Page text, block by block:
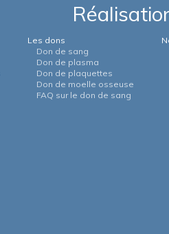
Les dons
Don de sang
Don de plasma
Don de plaquettes
Don de moelle osseuse
FAQ sur le don de sang